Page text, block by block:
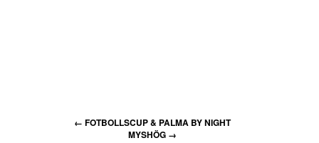
← FOTBOLLSCUP & PALMA BY NIGHT
MYSHÖG →